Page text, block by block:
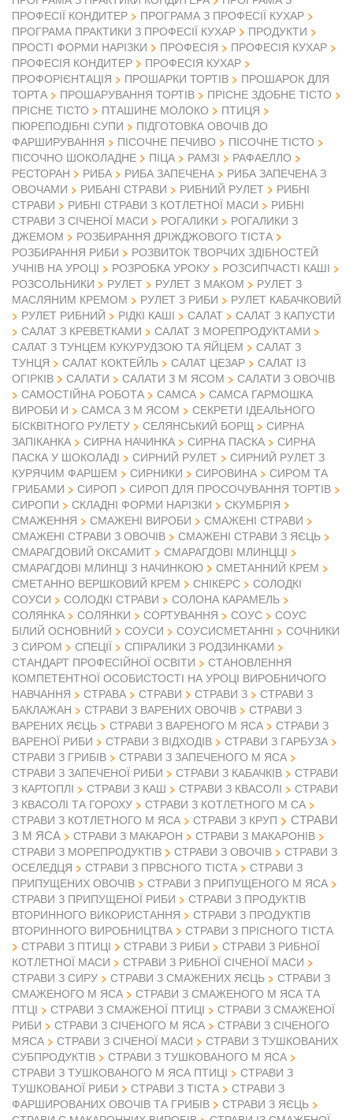
ПРОФЕСІЇ КОНДИТЕР
ПРОГРАМА З ПРОФЕСІЇ КУХАР
ПРОГРАМА ПРАКТИКИ З ПРОФЕСІЇ КУХАР
ПРОДУКТИ
ПРОСТІ ФОРМИ НАРІЗКИ
ПРОФЕСІЯ
ПРОФЕСІЯ КУХАР
ПРОФЕСІЯ КОНДИТЕР
ПРОФЕСІЯ КУХАР
ПРОФОРІЄНТАЦІЯ
ПРОШАРКИ ТОРТІВ
ПРОШАРОК ДЛЯ
ТОРТА
ПРОШАРУВАННЯ ТОРТІВ
ПРІСНЕ ЗДОБНЕ ТІСТО
ПРІСНЕ ТІСТО
ПТАШИНЕ МОЛОКО
ПТИЦЯ
ПЮРЕПОДІБНІ СУПИ
ПІДГОТОВКА ОВОЧІВ ДО
ФАРШИРУВАННЯ
ПІСОЧНЕ ПЕЧИВО
ПІСОЧНЕ ТІСТО
ПІСОЧНО ШОКОЛАДНЕ
ПІЦА РАМЗІ
РАФАЕЛЛО
РЕСТОРАН
РИБА РИБА ЗАПЕЧЕНА
РИБА ЗАПЕЧЕНА З
ОВОЧАМИ
РИБАНІ СТРАВИ РИБНИЙ РУЛЕТ
РИБНІ
СТРАВИ
РИБНІ СТРАВИ З КОТЛЕТНОЇ МАСИ
РИБНІ
СТРАВИ З СІЧЕНОЇ МАСИ
РОГАЛИКИ
РОГАЛИКИ З
ДЖЕМОМ
РОЗБИРАННЯ ДРІЖДЖОВОГО ТІСТА
РОЗБИРАННЯ РИБИ
РОЗВИТОК ТВОРЧИХ ЗДІБНОСТЕЙ
УЧНІВ НА УРОЦІ
РОЗРОБКА УРОКУ
РОЗСИПЧАСТІ КАШІ
РОЗСОЛЬНИКИ
РУЛЕТ РУЛЕТ З МАКОМ
РУЛЕТ З
МАСЛЯНИМ КРЕМОМ
РУЛЕТ З РИБИ
РУЛЕТ КАБАЧКОВИЙ
РУЛЕТ РИБНИЙ
РІДКІ КАШІ САЛАТ
САЛАТ З КАПУСТИ
САЛАТ З КРЕВЕТКАМИ
САЛАТ З МОРЕПРОДУКТАМИ
САЛАТ З ТУНЦЕМ КУКУРУДЗОЮ ТА ЯЙЦЕМ
САЛАТ З
ТУНЦЯ
САЛАТ КОКТЕЙЛЬ САЛАТ ЦЕЗАР
САЛАТ ІЗ
ОГІРКІВ
САЛАТИ САЛАТИ З М ЯСОМ
САЛАТИ З ОВОЧІВ
САМОСТІЙНА РОБОТА
САМСА
САМСА ГАРМОШКА
ВИРОБИ И
САМСА З М ЯСОМ
СЕКРЕТИ ІДЕАЛЬНОГО
БІСКВІТНОГО РУЛЕТУ
СЕЛЯНСЬКИЙ БОРЩ
СИРНА
ЗАПІКАНКА
СИРНА НАЧИНКА СИРНА ПАСКА
СИРНА
ПАСКА У ШОКОЛАДІ
СИРНИЙ РУЛЕТ
СИРНИЙ РУЛЕТ З
КУРЯЧИМ ФАРШЕМ
СИРНИКИ СИРОВИНА
СИРОМ ТА
ГРИБАМИ
СИРОП
СИРОП ДЛЯ ПРОСОЧУВАННЯ ТОРТІВ
СИРОПИ
СКЛАДНІ ФОРМИ НАРІЗКИ
СКУМБРІЯ
СМАЖЕННЯ
СМАЖЕНІ ВИРОБИ
СМАЖЕНІ СТРАВИ
СМАЖЕНІ СТРАВИ З ОВОЧІВ
СМАЖЕНІ СТРАВИ З ЯЄЦЬ
СМАРАГДОВИЙ ОКСАМИТ
СМАРАГДОВІ МЛИНЦЦІ
СМАРАГДОВІ МЛИНЦІ З НАЧИНКОЮ
СМЕТАННИЙ КРЕМ
СМЕТАННО ВЕРШКОВИЙ КРЕМ
СНІКЕРС
СОЛОДКІ
СОУСИ
СОЛОДКІ СТРАВИ
СОЛОНА КАРАМЕЛЬ
СОЛЯНКА
СОЛЯНКИ СОРТУВАННЯ СОУС
СОУС
БІЛИЙ ОСНОВНИЙ
СОУСИ СОУСИСМЕТАННІ
СОЧНИКИ
З СИРОМ
СПЕЦІЇ
СПІРАЛИКИ З РОДЗИНКАМИ
СТАНДАРТ ПРОФЕСІЙНОЇ ОСВІТИ
СТАНОВЛЕННЯ
КОМПЕТЕНТНОЇ ОСОБИСТОСТІ НА УРОЦІ ВИРОБНИЧОГО
НАВЧАННЯ
СТРАВА СТРАВИ СТРАВИ З
СТРАВИ З
БАКЛАЖАН
СТРАВИ З ВАРЕНИХ ОВОЧІВ
СТРАВИ З
ВАРЕНИХ ЯЄЦЬ
СТРАВИ З ВАРЕНОГО М ЯСА
СТРАВИ З
ВАРЕНОЇ РИБИ
СТРАВИ З ВІДХОДІВ
СТРАВИ З ГАРБУЗА
СТРАВИ З ГРИБІВ
СТРАВИ З ЗАПЕЧЕНОГО М ЯСА
СТРАВИ З ЗАПЕЧЕНОЇ РИБИ
СТРАВИ З КАБАЧКІВ
СТРАВИ
З КАРТОПЛІ
СТРАВИ З КАШ СТРАВИ З КВАСОЛІ
СТРАВИ
З КВАСОЛІ ТА ГОРОХУ
СТРАВИ З КОТЛЕТНОГО М СА
СТРАВИ З КОТЛЕТНОГО М ЯСА
СТРАВИ З КРУП
СТРАВИ
З М ЯСА
СТРАВИ З МАКАРОН
СТРАВИ З МАКАРОНІВ
СТРАВИ З МОРЕПРОДУКТІВ
СТРАВИ З ОВОЧІВ
СТРАВИ З
ОСЕЛЕДЦЯ
СТРАВИ З ПРВСНОГО ТІСТА
СТРАВИ З
ПРИПУЩЕНИХ ОВОЧІВ
СТРАВИ З ПРИПУЩЕНОГО М ЯСА
СТРАВИ З ПРИПУЩЕНОЇ РИБИ
СТРАВИ З ПРОДУКТІВ
ВТОРИННОГО ВИКОРИСТАННЯ
СТРАВИ З ПРОДУКТІВ
ВТОРИННОГО ВИРОБНИЦТВА
СТРАВИ З ПРІСНОГО ТІСТА
СТРАВИ З ПТИЦІ
СТРАВИ З РИБИ
СТРАВИ З РИБНОЇ
КОТЛЕТНОЇ МАСИ
СТРАВИ З РИБНОЇ СІЧЕНОЇ МАСИ
СТРАВИ З СИРУ
СТРАВИ З СМАЖЕНИХ ЯЄЦЬ
СТРАВИ З
СМАЖЕНОГО М ЯСА
СТРАВИ З СМАЖЕНОГО М ЯСА ТА
ПТЦІ
СТРАВИ З СМАЖЕНОЇ ПТИЦІ
СТРАВИ З СМАЖЕНОЇ
РИБИ
СТРАВИ З СІЧЕНОГО М ЯСА
СТРАВИ З СІЧЕНОГО
МЯСА
СТРАВИ З СІЧЕНОЇ МАСИ
СТРАВИ З ТУШКОВАНИХ
СУБПРОДУКТІВ
СТРАВИ З ТУШКОВАНОГО М ЯСА
СТРАВИ З ТУШКОВАНОГО М ЯСА ПТИЦІ
СТРАВИ З
ТУШКОВАНОЇ РИБИ
СТРАВИ З ТІСТА
СТРАВИ З
ФАРШИРОВАНИХ ОВОЧІВ ТА ГРИБІВ
СТРАВИ З ЯЄЦЬ